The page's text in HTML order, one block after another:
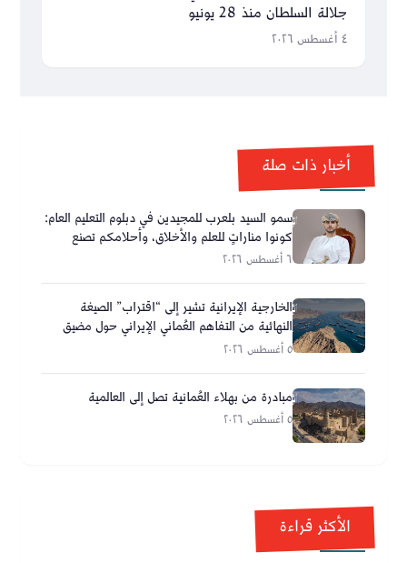
جلالة السلطان منذ 28 يونيو
٤ أغسطس ٢٠٢٦
أخبار ذات صلة
سمو السيد بلعرب للمجيدين في دبلوم التعليم العام:
كونوا مناراتٍ للعلم والأخلاق، وأحلامكم تصنع
مستقبل عُمان
٦ أغسطس ٢٠٢٦
الخارجية الإيرانية تشير إلى “اقتراب” الصيغة
النهائية من التفاهم العُماني الإيراني حول مضيق
هرمز
٥ أغسطس ٢٠٢٦
مبادرة من بهلاء العُمانية تصل إلى العالمية
٥ أغسطس ٢٠٢٦
الأكثر قراءة